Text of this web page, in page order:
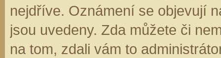
nejdříve. Oznámení se objevují
jsou uvedeny. Zda můžete či
na tom, zdali vám to